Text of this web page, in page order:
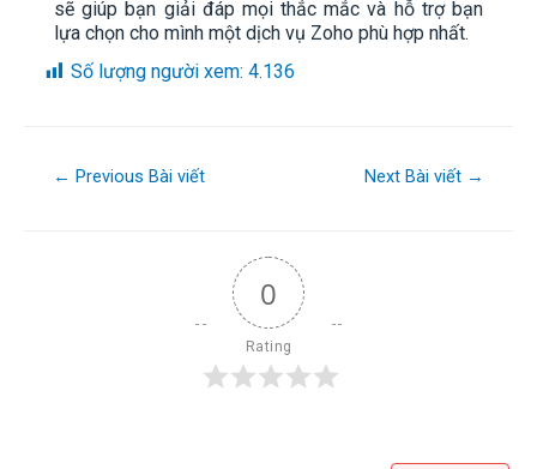
sẽ giúp bạn giải đáp mọi thắc mắc và hỗ trợ bạn
lựa chọn cho mình một dịch vụ Zoho phù hợp nhất.
Số lượng người xem: 4.136
← Previous Bài viết Next Bài viết →
0
Rating